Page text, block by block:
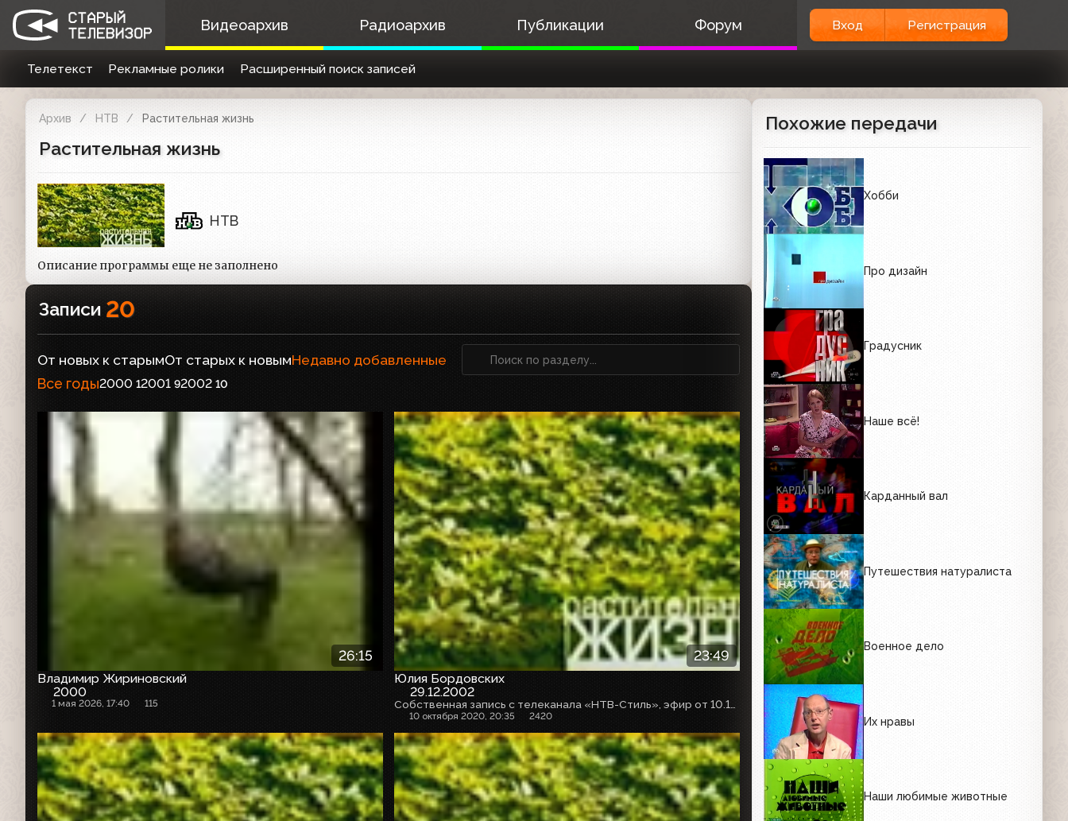
Видеоархив Радиоархив Публикации Форум Вход Регистрация
Телетекст Рекламные ролики Расширенный поиск записей
Архив НТВ Растительная жизнь
Растительная жизнь
НТВ
Описание программы еще не заполнено
Записи 20
От новых к старымОт старых к новымНедавно добавленные
Все годы2000 12001 92002 10
26:15
Владимир Жириновский
2000
1 мая 2026, 17:40 115
23:49
Юлия Бордовских
29.12.2002
10 октября 2020, 20:35 2420
Похожие передачи
Хобби
Про дизайн
Градусник
Наше всё!
Карданный вал
Путешествия натуралиста
Военное дело
Их нравы
Наши любимые животные